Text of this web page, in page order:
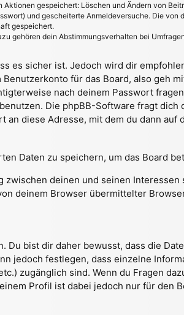
gespeichert: Löschen und Ändern von
und gescheiterte Anmeldeversuche. Die von
gespeichert.
gehören dein Abstimmungsverhalten bei
es sicher ist. Jedoch wird dir
für das Board, also geh
nach deinem Passwort
Die phpBB-Software fragt dich
diese Adresse, mit dem du dann auf
Daten zu speichern, um das Board
deinen und seinen
deinem Browser übermittelter
Du bist dir daher bewusst, dass die
jedoch festlegen, dass einzelne
zugänglich sind. Wenn du Fragen
Profil ist dabei jedoch nur für den